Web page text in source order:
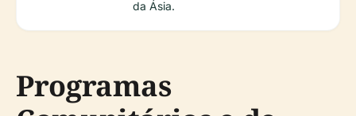
da Ásia.
Programas